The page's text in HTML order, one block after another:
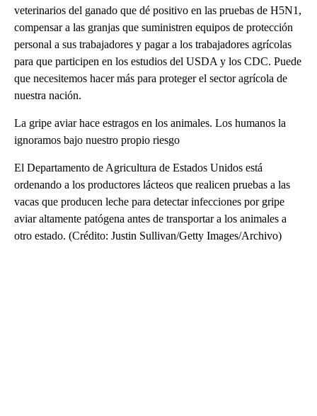
veterinarios del ganado que dé positivo en las pruebas de H5N1,
compensar a las granjas que suministren equipos de protección
personal a sus trabajadores y pagar a los trabajadores agrícolas
para que participen en los estudios del USDA y los CDC. Puede
que necesitemos hacer más para proteger el sector agrícola de
nuestra nación.
La gripe aviar hace estragos en los animales. Los humanos la
ignoramos bajo nuestro propio riesgo
El Departamento de Agricultura de Estados Unidos está
ordenando a los productores lácteos que realicen pruebas a las
vacas que producen leche para detectar infecciones por gripe
aviar altamente patógena antes de transportar a los animales a
otro estado. (Crédito: Justin Sullivan/Getty Images/Archivo)